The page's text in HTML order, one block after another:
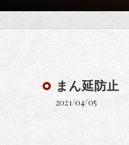
まん延防止
2021/04/05